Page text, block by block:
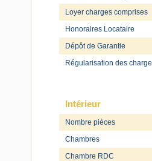
Loyer charges comprises
Honoraires Locataire
Dépôt de Garantie
Régularisation des
Intérieur
Nombre pièces
Chambres
Chambre RDC